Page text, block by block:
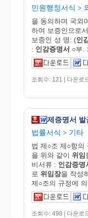
민원행정서식 >
을 동의하며 국외
하여 보증인으로
보증인 성 명: (인
: 인감증명서 ○부.
조회수: 121 | 다운로
제증명서 발
법률서식 > 기타
법 제○조 제○항의
을 위와 같이 위임
비서류 : 인감증명
로 위임장을 작성
제○조의 규정에
조회수: 498 | 다운로